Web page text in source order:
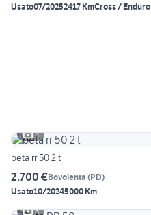
Usato07/20252417 KmCross / Enduro
4
beta rr 50 2 t
2.700 €Bovolenta (PD)
Usato10/20245000 Km
5